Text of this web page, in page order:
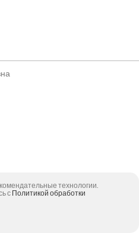
2026
технологии.
с Политикой обработки